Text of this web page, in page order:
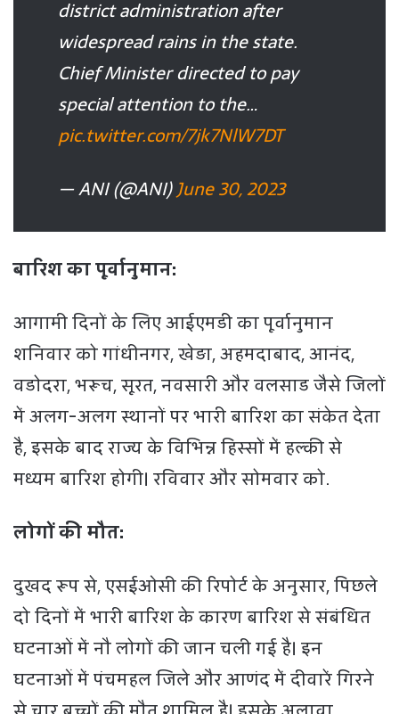
district administration after
widespread rains in the state.
Chief Minister directed to pay
special attention to the…
pic.twitter.com/7jk7NlW7DT
— ANI (@ANI)June 30, 2023
बारिश का पूर्वानुमान:
आगामी दिनों के लिए आईएमडी का पूर्वानुमान
शनिवार को गांधीनगर, खेड़ा, अहमदाबाद, आनंद,
वडोदरा, भरूच, सूरत, नवसारी और वलसाड जैसे जिलों
में अलग-अलग स्थानों पर भारी बारिश का संकेत देता
है, इसके बाद राज्य के विभिन्न हिस्सों में हल्की से
मध्यम बारिश होगी। रविवार और सोमवार को.
लोगों की मौत:
दुखद रूप से, एसईओसी की रिपोर्ट के अनुसार, पिछले
दो दिनों में भारी बारिश के कारण बारिश से संबंधित
घटनाओं में नौ लोगों की जान चली गई है। इन
घटनाओं में पंचमहल जिले और आणंद में दीवारें गिरने